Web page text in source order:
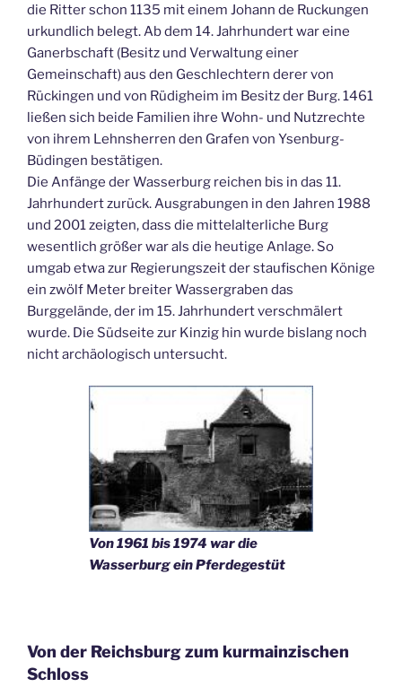
die Ritter schon 1135 mit einem Johann de Ruckungen
urkundlich belegt. Ab dem 14. Jahrhundert war eine
Ganerbschaft (Besitz und Verwaltung einer
Gemeinschaft) aus den Geschlechtern derer von
Rückingen und von Rüdigheim im Besitz der Burg. 1461
ließen sich beide Familien ihre Wohn- und Nutzrechte
von ihrem Lehnsherren den Grafen von Ysenburg-
Büdingen bestätigen.
Die Anfänge der Wasserburg reichen bis in das 11.
Jahrhundert zurück. Ausgrabungen in den Jahren 1988
und 2001 zeigten, dass die mittelalterliche Burg
wesentlich größer war als die heutige Anlage. So
umgab etwa zur Regierungszeit der staufischen Könige
ein zwölf Meter breiter Wassergraben das
Burggelände, der im 15. Jahrhundert verschmälert
wurde. Die Südseite zur Kinzig hin wurde bislang noch
nicht archäologisch untersucht.
Von 1961 bis 1974 war die
Wasserburg ein Pferdegestüt
Von der Reichsburg zum kurmainzischen
Schloss